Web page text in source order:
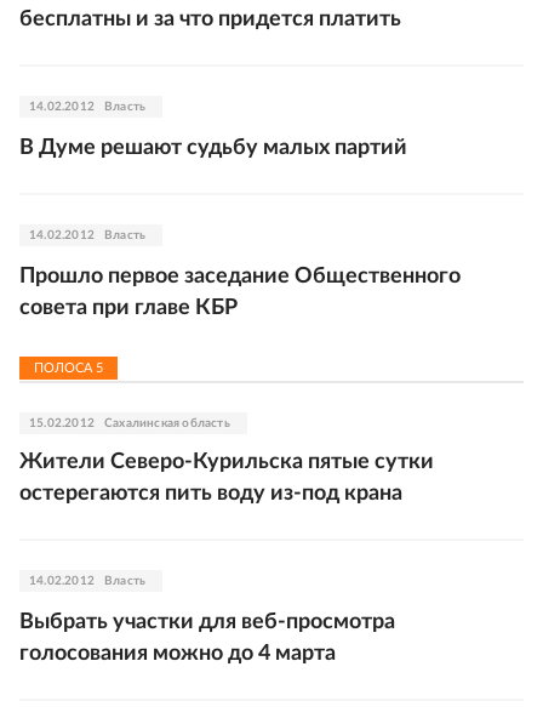
бесплатны и за что придется платить
14.02.2012 Власть
В Думе решают судьбу малых партий
14.02.2012 Власть
Прошло первое заседание Общественного
совета при главе КБР
ПОЛОСА 5
15.02.2012 Сахалинская область
Жители Северо-Курильска пятые сутки
остерегаются пить воду из-под крана
14.02.2012 Власть
Выбрать участки для веб-просмотра
голосования можно до 4 марта